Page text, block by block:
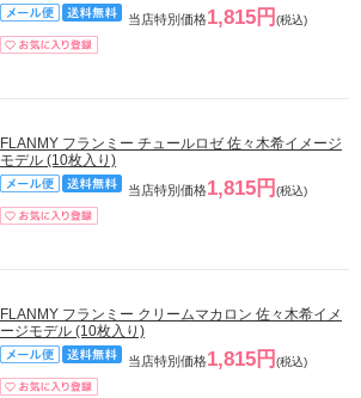
当店特別価格1,815円 (税込)
FLANMY フランミー チュールロゼ 佐々木希イメージ
モデル (10枚入り)
当店特別価格1,815円 (税込)
FLANMY フランミー クリームマカロン 佐々木希イメ
ージモデル (10枚入り)
当店特別価格1,815円 (税込)